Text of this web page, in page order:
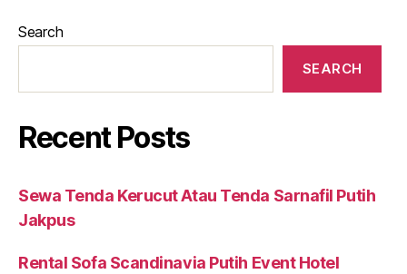
Search
SEARCH
Recent Posts
Sewa Tenda Kerucut Atau Tenda Sarnafil Putih
Jakpus
Rental Sofa Scandinavia Putih Event Hotel